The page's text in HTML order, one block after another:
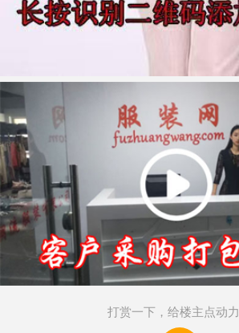
打赏一下，给楼主点动